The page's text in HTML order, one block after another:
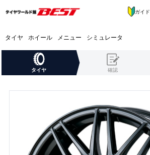
タイヤ ホイール メニュー シミュレータ
ガイド
タイヤ 確認